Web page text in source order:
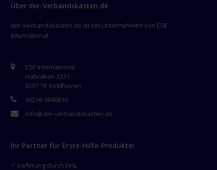
Über der-Verbandskasten.de
der-Verbandskasten.de ist ein Unternehmen von ESE
International
ESE International
Habraken 2331
5507 TK Veldhoven
06238-9846810
info@der-verbandskasten.de
Ihr Partner für Erste-Hilfe-Produkte!
✓ Lieferung durch DHL